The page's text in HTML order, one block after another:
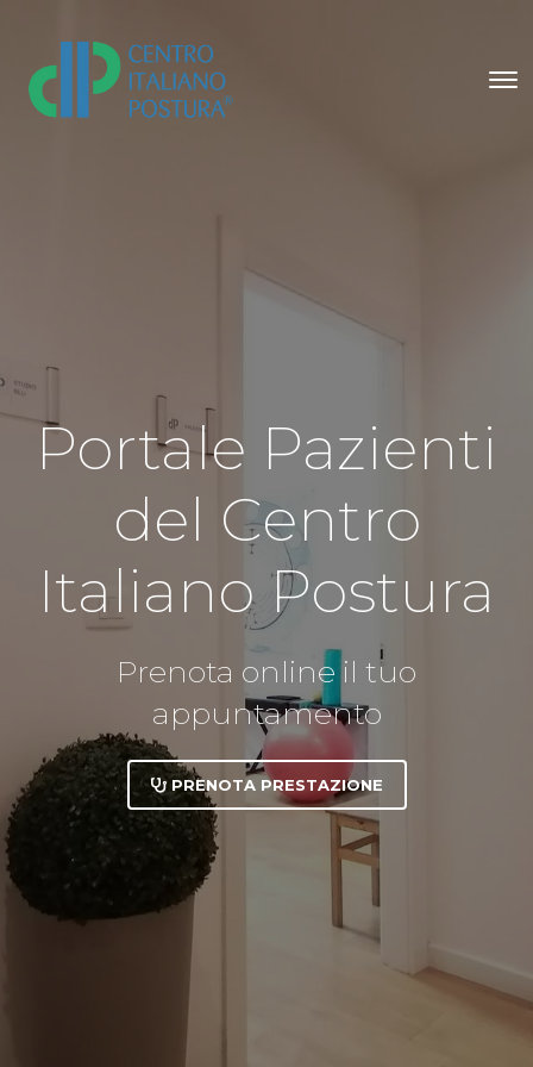
Portale Pazienti
del Centro
Italiano Postura
Prenota online il tuo
appuntamento
PRENOTA PRESTAZIONE